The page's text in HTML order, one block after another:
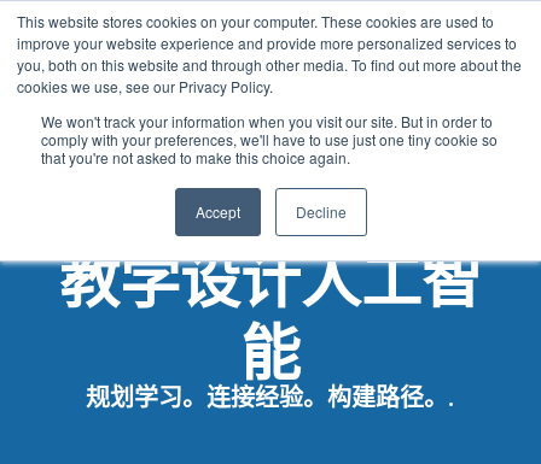
This website stores cookies on your computer. These cookies are used to
improve your website experience and provide more personalized services to
you, both on this website and through other media. To find out more about the
cookies we use, see our Privacy Policy.
We won't track your information when you visit our site. But in order to
comply with your preferences, we'll have to use just one tiny cookie so
that you're not asked to make this choice again.
Accept Decline
教学设计人工智
能
规划学习。连接经验。构建路径。.
Chinese
English
Spanish
Hindi
Tagalog
Italian